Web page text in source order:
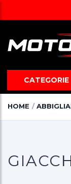
CATEGORIE
HOME